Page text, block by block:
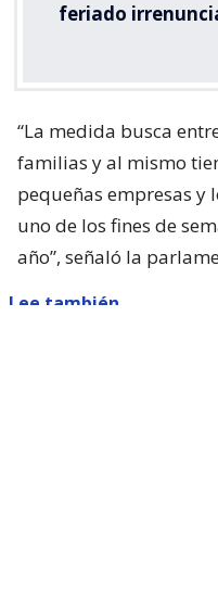
feriado
“La medida busca
familias y al mismo
pequeñas empresas
uno de los fines de
año”, señaló la
Lee también...